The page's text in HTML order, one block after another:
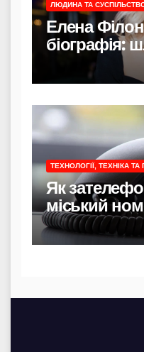
ЛЮДИНА ТА
Елена
біографія:
ТЕХНОЛОГІЇ, ТЕХНІКА ТА
Як
міський
інструкція